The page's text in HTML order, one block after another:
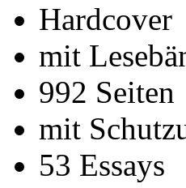
Hardcover
mit
992 Seiten
mit
53 Essays